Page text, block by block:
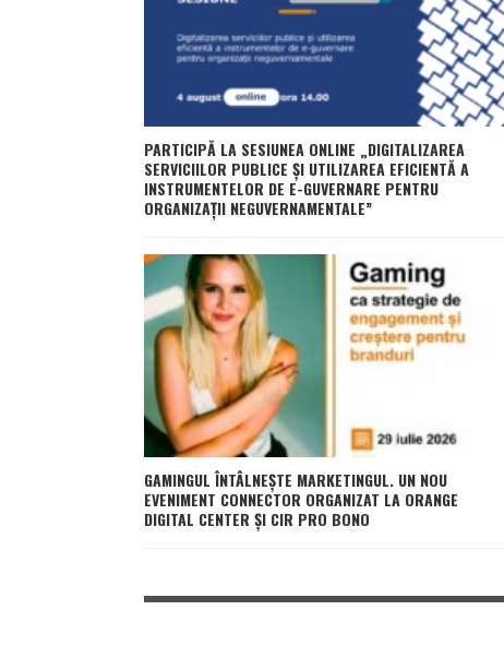
PARTICIPĂ LA SESIUNEA ONLINE „DIGITALIZAREA
SERVICIILOR PUBLICE ȘI UTILIZAREA EFICIENTĂ A
INSTRUMENTELOR DE E-GUVERNARE PENTRU
ORGANIZAȚII NEGUVERNAMENTALE”
GAMINGUL ÎNTÂLNEȘTE MARKETINGUL. UN NOU
EVENIMENT CONNECTOR ORGANIZAT LA ORANGE
DIGITAL CENTER ȘI CIR PRO BONO